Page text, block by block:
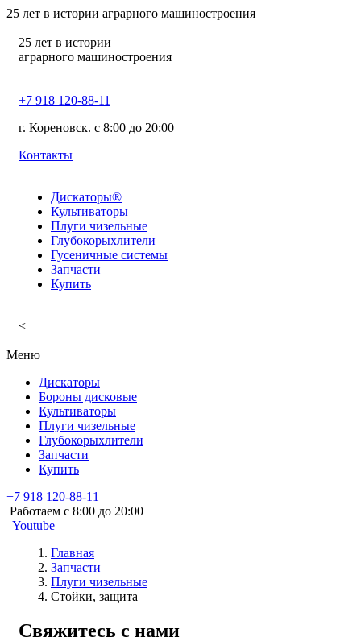
25 лет в истории аграрного машиностроения
25 лет в истории
аграрного машиностроения
+7 918 120-88-11
г. Кореновск. c 8:00 до 20:00
Контакты
Дискаторы®
Культиваторы
Плуги чизельные
Глубокорыхлители
Гусеничные системы
Запчасти
Купить
<
Меню
Дискаторы
Бороны дисковые
Культиваторы
Плуги чизельные
Глубокорыхлители
Запчасти
Купить
+7 918 120-88-11
Работаем c 8:00 до 20:00
Youtube
Главная
Запчасти
Плуги чизельные
Стойки, защита
Свяжитесь с нами